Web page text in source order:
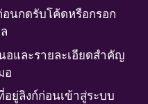
นกดรับโค้ดหรือกรอก
และรายละเอียดสำคัญ
อ
ยู่ลิงก์ก่อนเข้าสู่ระบบ